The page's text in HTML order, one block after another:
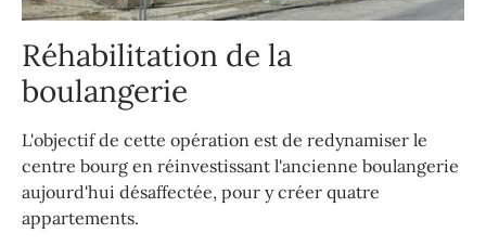
Réhabilitation de la
boulangerie
L'objectif de cette opération est de redynamiser le
centre bourg en réinvestissant l'ancienne boulangerie
aujourd'hui désaffectée, pour y créer quatre
appartements.